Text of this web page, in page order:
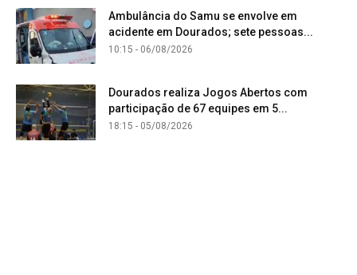
Ambulância do Samu se envolve em
acidente em Dourados; sete pessoas...
10:15 - 06/08/2026
Dourados realiza Jogos Abertos com
participação de 67 equipes em 5...
18:15 - 05/08/2026